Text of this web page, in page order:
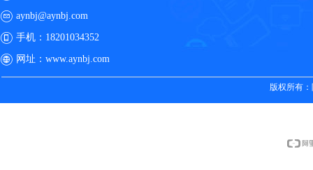
aynbj@aynbj.com
手机： 18201034352
网址： www.aynbj.com
版权所有